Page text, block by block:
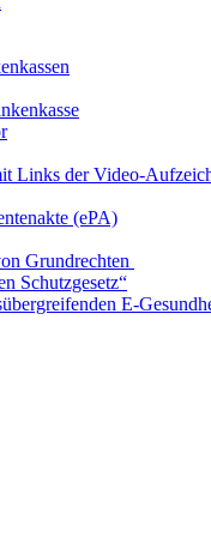
Links der Video-
(ePA)
Grundrechten
Schutzgesetz“
E-